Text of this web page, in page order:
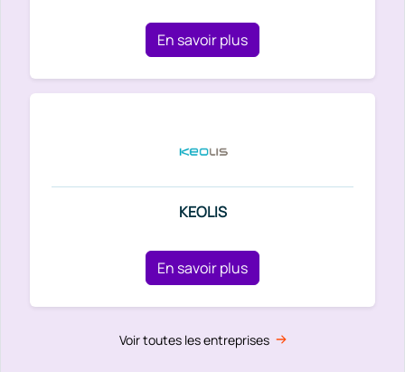
En savoir plus
KEOLIS
En savoir plus
Voir toutes les entreprises